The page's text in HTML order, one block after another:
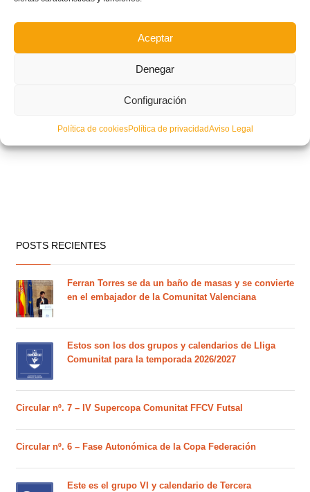
Aceptar
Denegar
Configuración
Política de cookiesPolítica de privacidadAviso Legal
POSTS RECIENTES
Ferran Torres se da un baño de masas y se convierte
en el embajador de la Comunitat Valenciana
Estos son los dos grupos y calendarios de Lliga
Comunitat para la temporada 2026/2027
Circular nº. 7 – IV Supercopa Comunitat FFCV Futsal
Circular nº. 6 – Fase Autonómica de la Copa Federación
Este es el grupo VI y calendario de Tercera